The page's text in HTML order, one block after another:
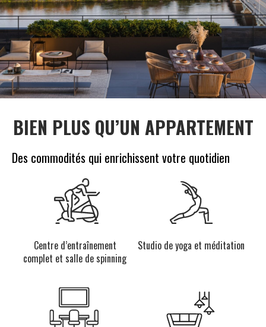
BIEN PLUS QU’UN APPARTEMENT
Des commodités qui enrichissent votre quotidien
Centre d’entraînement
complet et salle de spinning
Studio de yoga et méditation